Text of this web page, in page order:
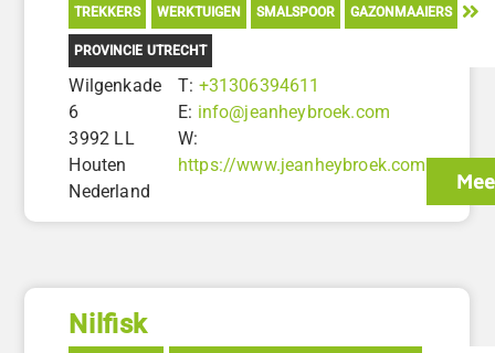
TREKKERS WERKTUIGEN SMALSPOOR GAZONMAAIERS
PROVINCIE UTRECHT
Wilgenkade
6
3992 LL
Houten
Nederland
T: +31306394611
E: info@jeanheybroek.com
W:
https://www.jeanheybroek.com
Nilfisk